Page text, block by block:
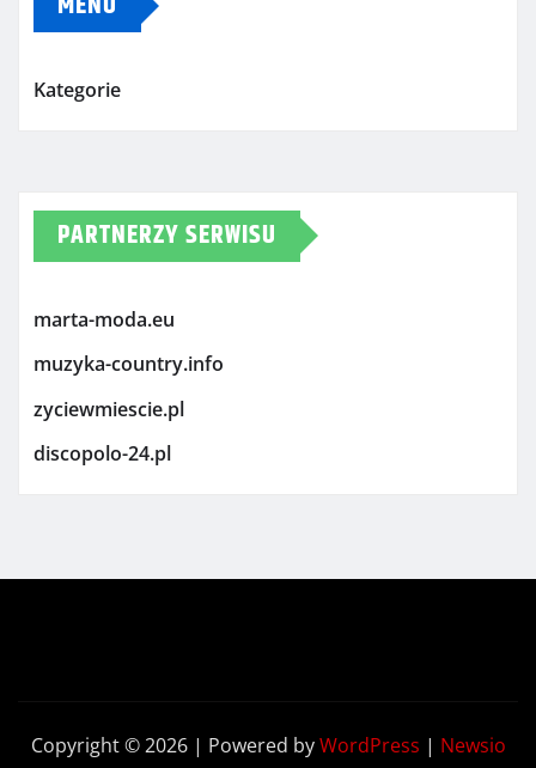
Kategorie
PARTNERZY SERWISU
marta-moda.eu
muzyka-country.info
zyciewmiescie.pl
discopolo-24.pl
Copyright © 2026 | Powered byWordPress | Newsio